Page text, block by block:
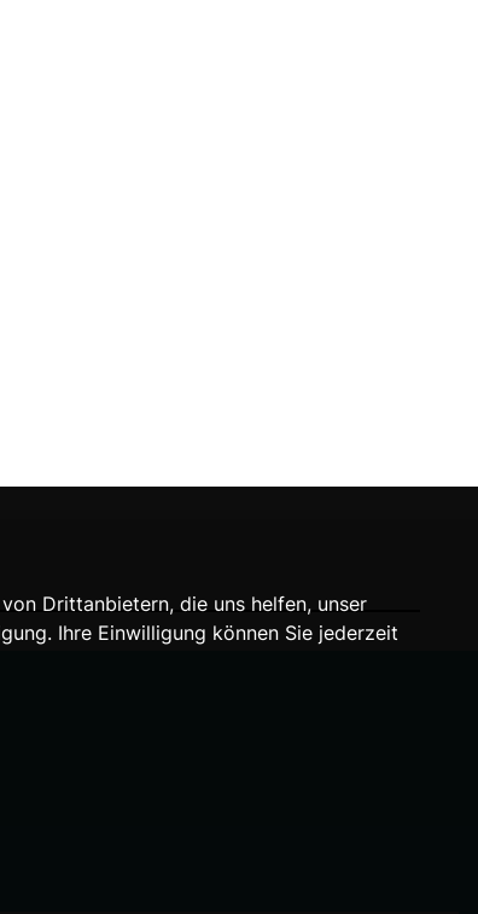
Drittanbietern, die uns helfen, unser
Ihre Einwilligung können Sie jederzeit